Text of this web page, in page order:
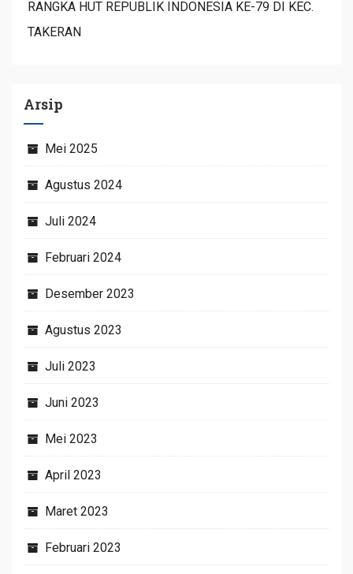
RANGKA HUT REPUBLIK INDONESIA KE-79 DI KEC.
TAKERAN
Arsip
Mei 2025
Agustus 2024
Juli 2024
Februari 2024
Desember 2023
Agustus 2023
Juli 2023
Juni 2023
Mei 2023
April 2023
Maret 2023
Februari 2023